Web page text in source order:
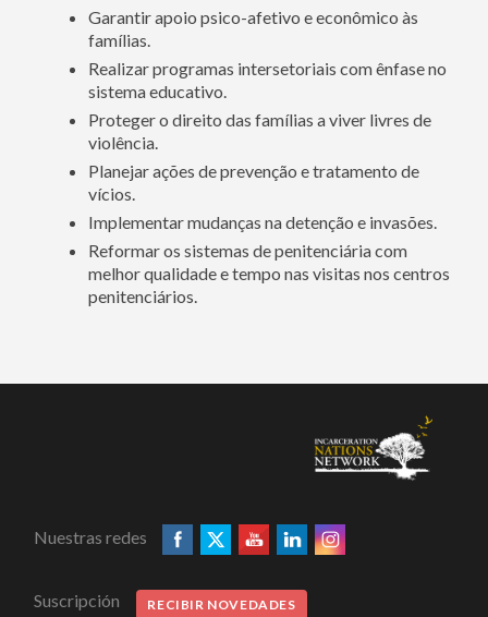
Garantir apoio psico-afetivo e econômico às
famílias.
Realizar programas intersetoriais com ênfase no
sistema educativo.
Proteger o direito das famílias a viver livres de
violência.
Planejar ações de prevenção e tratamento de
vícios.
Implementar mudanças na detenção e invasões.
Reformar os sistemas de penitenciária com
melhor qualidade e tempo nas visitas nos centros
penitenciários.
Nuestras redes
Suscripción RECIBIR NOVEDADES